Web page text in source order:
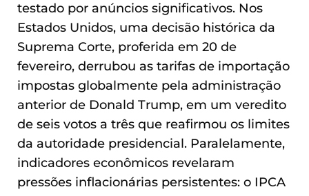
testado por anúncios significativos. Nos
Estados Unidos, uma decisão histórica da
Suprema Corte, proferida em 20 de
fevereiro, derrubou as tarifas de importação
impostas globalmente pela administração
anterior de Donald Trump, em um veredito
de seis votos a três que reafirmou os limites
da autoridade presidencial. Paralelamente,
indicadores econômicos revelaram
pressões inflacionárias persistentes: o IPCA